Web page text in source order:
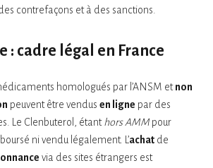
contrefaçons et à des sanctions.
: cadre légal en France
homologués par l’ANSM etnon
peuvent être vendus en ligne par des
Le Clenbuterol, étanthors AMM pour
ni vendu légalement. L’achat de
via des sites étrangers est